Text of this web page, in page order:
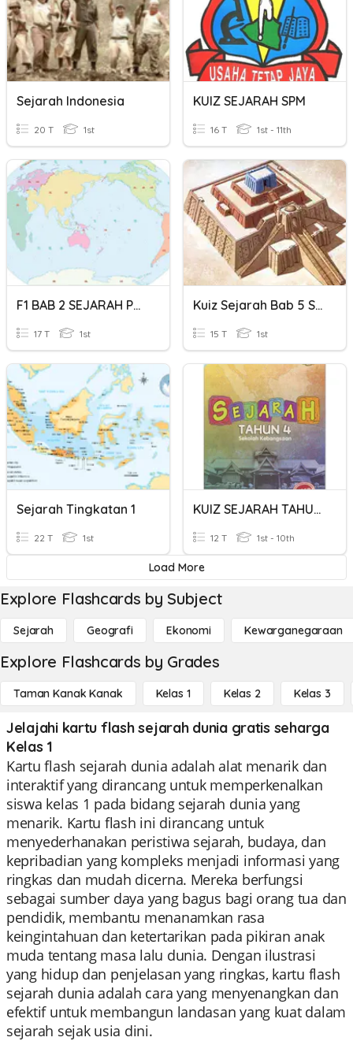
Sejarah Indonesia
20 T 1st
KUIZ SEJARAH SPM
16 T 1st - 11th
F1 BAB 2 SEJARAH Peta Dunia
17 T 1st
Kuiz Sejarah Bab 5 Sejarah Tamadun Awal Dunia ( CIKGU ROS )
15 T 1st
Sejarah Tingkatan 1
22 T 1st
KUIZ SEJARAH TAHUN 4
12 T 1st - 10th
Load More
Explore Flashcards by Subject
Sejarah Geografi Ekonomi Kewarganegaraan
Explore Flashcards by Grades
Taman Kanak Kanak Kelas 1 Kelas 2 Kelas 3
Jelajahi kartu flash sejarah dunia gratis seharga
Kelas 1
Kartu flash sejarah dunia adalah alat menarik dan
interaktif yang dirancang untuk memperkenalkan
siswa kelas 1 pada bidang sejarah dunia yang
menarik. Kartu flash ini dirancang untuk
menyederhanakan peristiwa sejarah, budaya, dan
kepribadian yang kompleks menjadi informasi yang
ringkas dan mudah dicerna. Mereka berfungsi
sebagai sumber daya yang bagus bagi orang tua dan
pendidik, membantu menanamkan rasa
keingintahuan dan ketertarikan pada pikiran anak
muda tentang masa lalu dunia. Dengan ilustrasi
yang hidup dan penjelasan yang ringkas, kartu flash
sejarah dunia adalah cara yang menyenangkan dan
efektif untuk membangun landasan yang kuat dalam
sejarah sejak usia dini.